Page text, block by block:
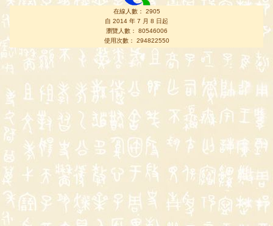
在線人數： 2905
自 2014 年 7 月 8 日起
瀏覽人數： 80546006
使用次數： 294822550